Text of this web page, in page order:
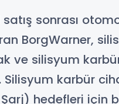
satış sonrası
BorgWarner,
ve silisyum
karbür
hedefleri için